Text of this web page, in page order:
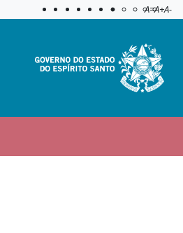
Aplicar
A=A+A-